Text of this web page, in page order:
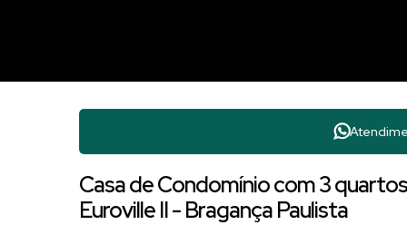
Casa de Condomínio com 3
Euroville II - Bragança Paulista